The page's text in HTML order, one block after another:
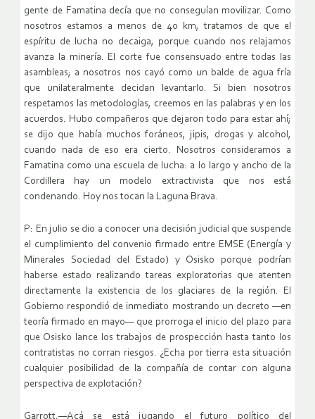
gente de Famatina decía que no conseguían movilizar. Como
nosotros estamos a menos de 40 km, tratamos de que el
espíritu de lucha no decaiga, porque cuando nos relajamos
avanza la minería. El corte fue consensuado entre todas las
asambleas; a nosotros nos cayó como un balde de agua fría
que unilateralmente decidan levantarlo. Si bien nosotros
respetamos las metodologías, creemos en las palabras y en los
acuerdos. Hubo compañeros que dejaron todo para estar ahí;
se dijo que había muchos foráneos, jipis, drogas y alcohol,
cuando nada de eso era cierto. Nosotros consideramos a
Famatina como una escuela de lucha: a lo largo y ancho de la
Cordillera hay un modelo extractivista que nos está
condenando. Hoy nos tocan la Laguna Brava.
P: En julio se dio a conocer una decisión judicial que suspende
el cumplimiento del convenio firmado entre EMSE (Energía y
Minerales Sociedad del Estado) y Osisko porque podrían
haberse estado realizando tareas exploratorias que atenten
directamente la existencia de los glaciares de la región. El
Gobierno respondió de inmediato mostrando un decreto —en
teoría firmado en mayo— que prorroga el inicio del plazo para
que Osisko lance los trabajos de prospección hasta tanto los
contratistas no corran riesgos. ¿Echa por tierra esta situación
cualquier posibilidad de la compañía de contar con alguna
perspectiva de explotación?
Garrott.—Acá se está jugando el futuro político del